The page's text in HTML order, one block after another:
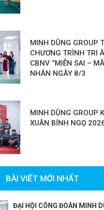
MINH DŨNG GROUP
CHƯƠNG TRÌNH TRI
CBNV “MIỄN SAI –
NHÂN NGÀY 8/3
MINH DŨNG GROUP
XUÂN BÍNH NGỌ
BÀI VIẾT MỚI NHẤT
ĐẠI HỘI CÔNG ĐOÀN MINH